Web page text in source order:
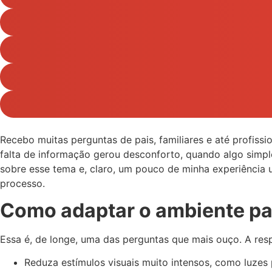
Recebo muitas perguntas de pais, familiares e até
falta de informação gerou desconforto, quando algo
sobre esse tema e, claro, um pouco de minha
processo.
Como adaptar o ambiente
Essa é, de longe, uma das perguntas que mais ouço. A
Reduza estímulos visuais muito intensos, como